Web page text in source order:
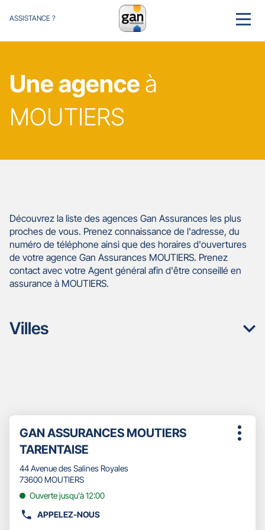
ASSISTANCE ? MENU
Une agence à
MOUTIERS
Découvrez la liste des agences Gan Assurances les plus
proches de vous. Prenez connaissance de l'adresse, du
numéro de téléphone ainsi que des horaires d'ouvertures
de votre agence Gan Assurances MOUTIERS. Prenez
contact avec votre Agent général afin d'être conseillé en
assurance à MOUTIERS.
Villes
sur
touche
ENTRÉE
pour
plus
amples
Point
de
vente
:
GAN ASSURANCES MOUTIERS
TARENTAISE
44 Avenue des Salines Royales
73600 MOUTIERS
Ouverte jusqu'à 12:00
APPELEZ-NOUS
AFFICHER
Plus